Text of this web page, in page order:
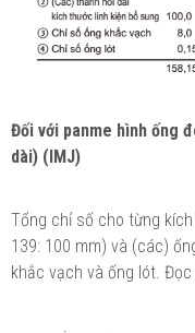
Đối với panme hình ống
dài) (IMJ)
Tổng chỉ số cho từng
139: 100 mm) và (các)
khắc vạch và ống lót.